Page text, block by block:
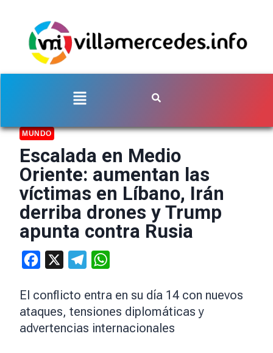
MUNDO
Escalada en Medio
Oriente: aumentan las
víctimas en Líbano, Irán
derriba drones y Trump
apunta contra Rusia
Facebook Telegram
El conflicto entra en su día 14 con nuevos
ataques, tensiones diplomáticas y
advertencias internacionales